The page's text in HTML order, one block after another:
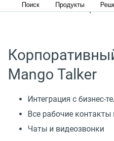
Поиск Продукты
на мобильный телефон и
Mango Talker
Интеграция с бизнес-
Все рабочие контакты
Чаты и видеозвонки